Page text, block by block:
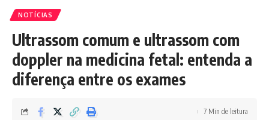
NOTÍCIAS
Ultrassom comum e ultrassom com
doppler na medicina fetal: entenda a
diferença entre os exames
7 Min de leitura